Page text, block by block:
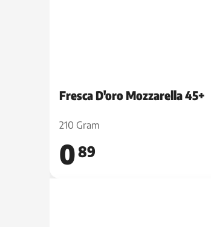
Fresca D'oro Mozzarella 45+
210 Gram
089